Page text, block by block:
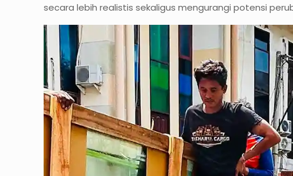
secara lebih realistis sekaligus mengurangi potensi